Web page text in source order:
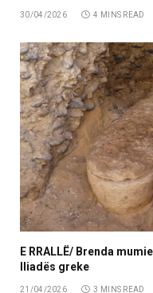
30/04/2026 4 MINS READ
E RRALLË/ Brenda
Iliadës greke
21/04/2026 3 MINS READ